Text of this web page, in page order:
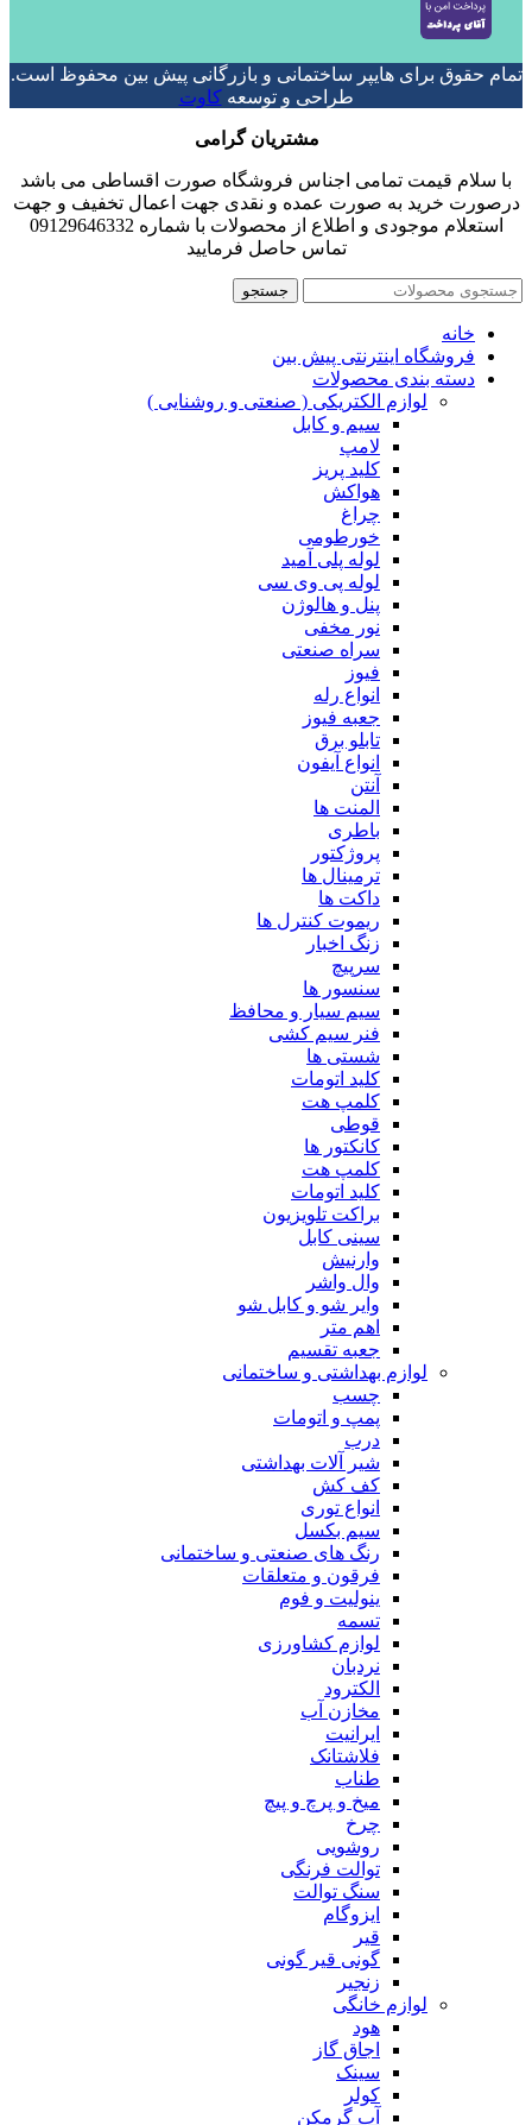
تمام حقوق برای هایپر ساختمانی و بازرگانی پیش بین محفوظ است.
طراحی و توسعهکاوت
مشتریان گرامی
با سلام قیمت تمامی اجناس فروشگاه صورت اقساطی می باشد
درصورت خرید به صورت عمده و نقدی جهت اعمال تخفیف و جهت
استعلام موجودی و اطلاع از محصولات با شماره 09129646332
تماس حاصل فرمایید
جستجو
خانه
فروشگاه اینترنتی پیش بین
دسته بندی محصولات
لوازم الکتریکی ( صنعتی و روشنایی )
سیم و کابل
لامپ
کلید پریز
هواکش
چراغ
خورطومی
لوله پلی آمید
لوله پی وی سی
پنل و هالوژن
نور مخفی
سراه صنعتی
فیوز
انواع رله
جعبه فیوز
تابلو برق
انواع آیفون
آنتن
المنت ها
باطری
پروژکتور
ترمینال ها
داکت ها
ریموت کنترل ها
زنگ اخبار
سرپیچ
سنسور ها
سیم سیار و محافظ
فنر سیم کشی
شستی ها
کلید اتومات
کلمپ هت
قوطی
کانکتور ها
کلمپ هت
کلید اتومات
براکت تلویزیون
سینی کابل
وارنیش
وال واشر
وایر شو و کابل شو
اهم متر
جعبه تقسیم
لوازم بهداشتی و ساختمانی
چسب
پمپ و اتومات
درب
شیر آلات بهداشتی
کف کش
انواع توری
سیم بکسل
رنگ های صنعتی و ساختمانی
فرقون و متعلقات
ینولیت و فوم
تسمه
لوازم کشاورزی
نردبان
الکترود
مخازن آب
ایرانیت
فلاشتانک
طناب
میخ و پرچ و پیچ
چرخ
روشویی
توالت فرنگی
سنگ توالت
ایزوگام
قیر
گونی قیر گونی
زنجیر
لوازم خانگی
هود
اجاق گاز
سینک
کولر
آب گرمکن